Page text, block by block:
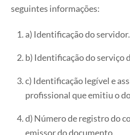
seguintes informações:
a) Identificação do servidor.
b) Identificação do serviço
c) Identificação legível e
profissional que emitiu o
d) Número de registro do
emissor do documento.